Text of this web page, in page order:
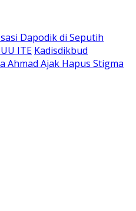
Dapodik di Seputih
ITE Kadisdikbud
Ahmad Ajak Hapus Stigma